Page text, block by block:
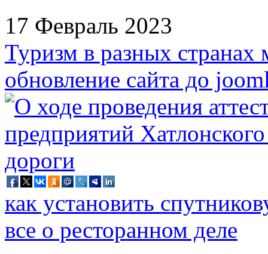
17 Февраль 2023
Туризм в разных странах
обновление сайта до
как установить
все о ресторанном деле